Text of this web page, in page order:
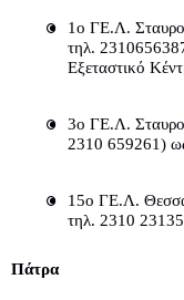
1ο ΓΕ.Λ.
τηλ.
Εξεταστικό
3ο ΓΕ.Λ.
2310 659261)
15ο ΓΕ.Λ.
τηλ. 2310
Πάτρα